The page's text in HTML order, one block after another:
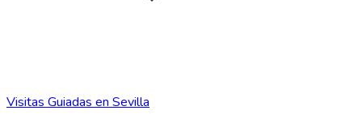
Visitas Guiadas en Sevilla